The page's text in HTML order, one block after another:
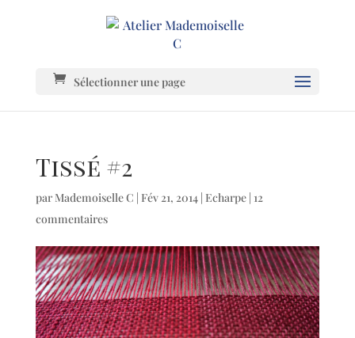
Sélectionner une page
Tissé #2
par Mademoiselle C | Fév 21, 2014| Echarpe| 12
commentaires